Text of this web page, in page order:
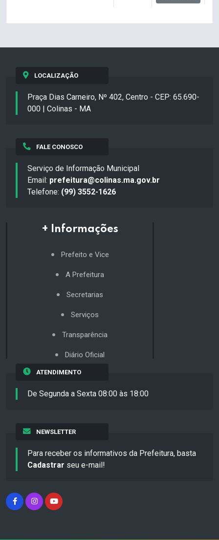
LOCALIZAÇÃO
Praça Dias Carneiro, Nº 402, Centro - CEP: 65.690-
000 | Colinas - MA
FALE CONOSCO
Serviço de Informação Municipal
Email: prefeitura@colinas.ma.gov.br
Telefone: (99) 3552-1626
+ Informações
Prefeito e Vice
A Prefeitura
Secretarias
Serviços
Transparência
Diário Oficial
ATENDIMENTO
De Segunda a Sexta 08:00 às 18:00
NEWSLETTER
Para receber os informativos da Prefeitura, basta
Cadastrar seu e-mail!